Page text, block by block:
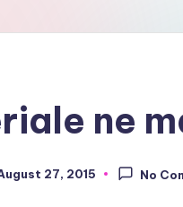
ne
27, 2015 No